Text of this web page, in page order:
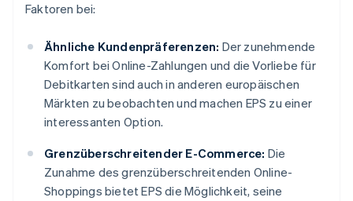
Faktoren bei:
Ähnliche Kundenpräferenzen: Der zunehmende
Komfort bei Online-Zahlungen und die Vorliebe für
Debitkarten sind auch in anderen europäischen
Märkten zu beobachten und machen EPS zu einer
interessanten Option.
Grenzüberschreitender E-Commerce: Die
Zunahme des grenzüberschreitenden Online-
Shoppings bietet EPS die Möglichkeit, seine